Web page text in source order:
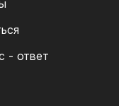
- ответ